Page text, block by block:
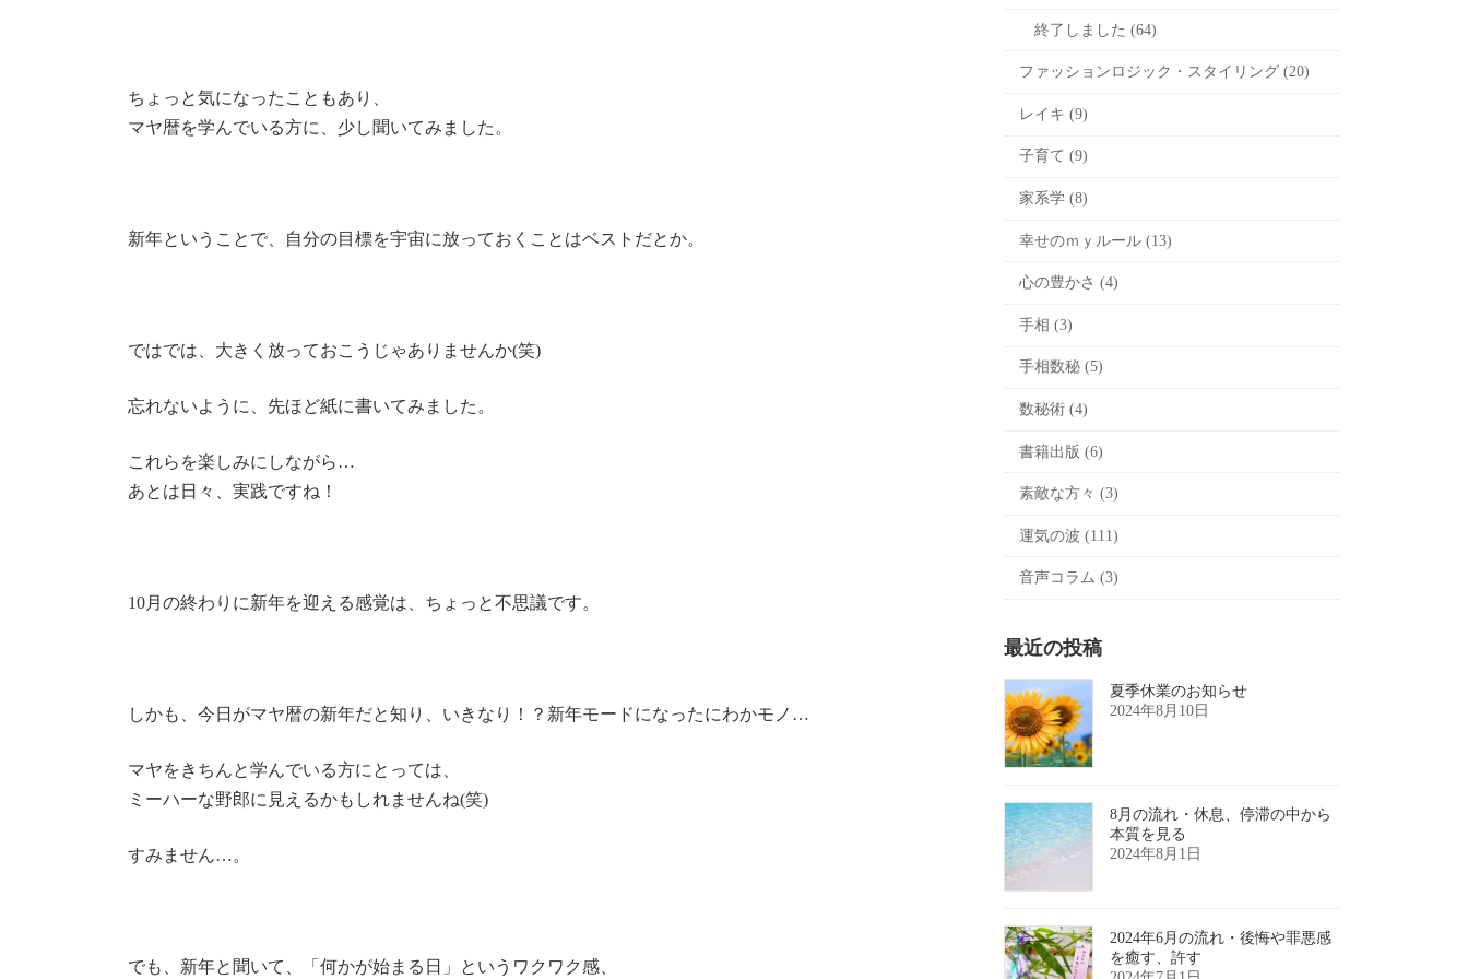
ちょっと気になったこともあり、
マヤ暦を学んでいる方に、少し聞いてみました。
新年ということで、自分の目標を宇宙に放っておくことはベストだとか。
ではでは、大きく放っておこうじゃありませんか(笑)
忘れないように、先ほど紙に書いてみました。
これらを楽しみにしながら…
あとは日々、実践ですね！
10月の終わりに新年を迎える感覚は、ちょっと不思議です。
しかも、今日がマヤ暦の新年だと知り、いきなり！？新年モードになったにわかモノ…
マヤをきちんと学んでいる方にとっては、
ミーハーな野郎に見えるかもしれませんね(笑)
すみません…。
でも、新年と聞いて、「何かが始まる日」というワクワク感、
終了しました (64)
ファッションロジック・スタイリング (20)
レイキ (9)
子育て (9)
家系学 (8)
幸せのｍｙルール (13)
心の豊かさ (4)
手相 (3)
手相数秘 (5)
数秘術 (4)
書籍出版 (6)
素敵な方々 (3)
運気の波 (111)
音声コラム (3)
最近の投稿
夏季休業のお知らせ
2024年8月10日
8月の流れ・休息、停滞の中から
本質を見る
2024年8月1日
2024年6月の流れ・後悔や罪悪感
を癒す、許す